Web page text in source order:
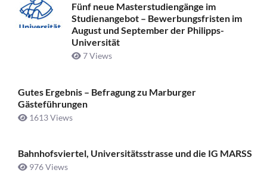
Fünf neue Masterstudiengänge im
Studienangebot – Bewerbungsfristen im
August und September der Philipps-
Universität
7 Views
Gutes Ergebnis – Befragung zu Marburger
Gästeführungen
1613 Views
Bahnhofsviertel, Universitätsstrasse und die IG MARSS
976 Views